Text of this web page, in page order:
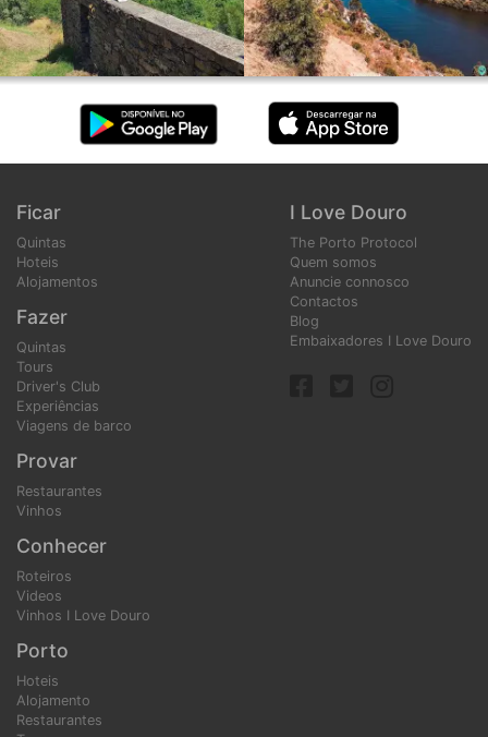
I Love Douro
The Porto Protocol
Quem somos
Anuncie connosco
Contactos
Blog
Embaixadores I Love Douro
Ficar
Quintas
Hoteis
Alojamentos
Fazer
Quintas
Tours
Driver's Club
Experiências
Viagens de barco
Provar
Restaurantes
Vinhos
Conhecer
Roteiros
Videos
Vinhos I Love Douro
Porto
Hoteis
Alojamento
Restaurantes